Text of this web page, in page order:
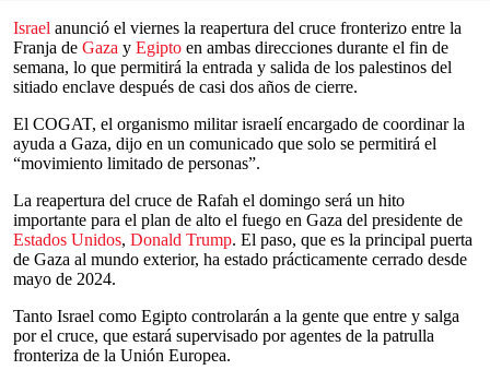
Israel anunció el viernes la reapertura del cruce fronterizo entre la
Franja de Gaza y Egipto en ambas direcciones durante el fin de
semana, lo que permitirá la entrada y salida de los palestinos del
sitiado enclave después de casi dos años de cierre.
El COGAT, el organismo militar israelí encargado de coordinar la
ayuda a Gaza, dijo en un comunicado que solo se permitirá el
“movimiento limitado de personas”.
La reapertura del cruce de Rafah el domingo será un hito
importante para el plan de alto el fuego en Gaza del presidente de
Estados Unidos, Donald Trump. El paso, que es la principal puerta
de Gaza al mundo exterior, ha estado prácticamente cerrado desde
mayo de 2024.
Tanto Israel como Egipto controlarán a la gente que entre y salga
por el cruce, que estará supervisado por agentes de la patrulla
fronteriza de la Unión Europea.